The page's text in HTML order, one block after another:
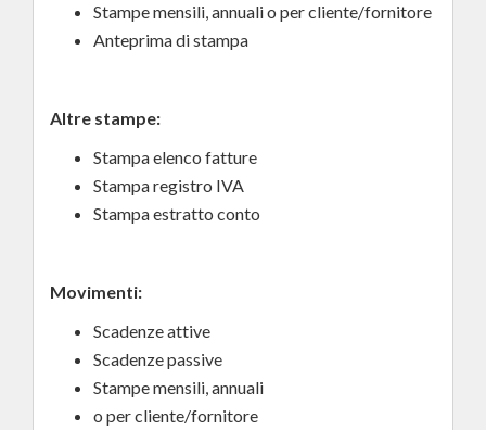
Stampe mensili, annuali o per cliente/fornitore
Anteprima di stampa
Altre stampe:
Stampa elenco fatture
Stampa registro IVA
Stampa estratto conto
Movimenti:
Scadenze attive
Scadenze passive
Stampe mensili, annuali
o per cliente/fornitore